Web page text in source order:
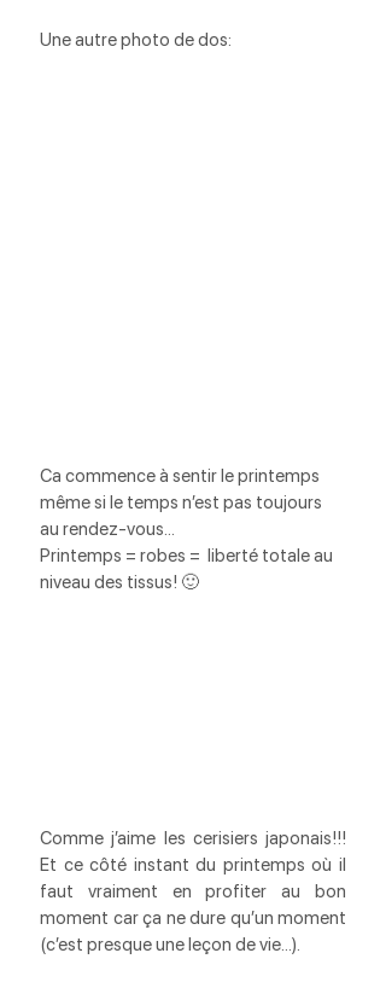
Une autre photo de dos:
Ca commence à sentir le printemps
même si le temps n’est pas toujours
au rendez-vous…
Printemps = robes =  liberté totale au
niveau des tissus! 🙂
Comme j’aime les cerisiers japonais!!!
Et ce côté instant du printemps où il
faut vraiment en profiter au bon
moment car ça ne dure qu’un moment
(c’est presque une leçon de vie…).